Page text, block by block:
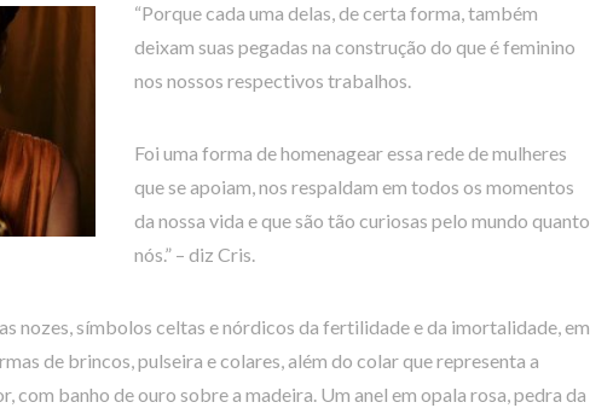
“Porque cada uma delas, de certa forma, também
deixam suas pegadas na construção do que é feminino
nos nossos respectivos trabalhos.
Foi uma forma de homenagear essa rede de mulheres
que se apoiam, nos respaldam em todos os momentos
da nossa vida e que são tão curiosas pelo mundo quanto
nós.” – diz Cris.
nozes, símbolos celtas e nórdicos da fertilidade e da imortalidade, em
de brincos, pulseira e colares, além do colar que representa a
com banho de ouro sobre a madeira. Um anel em opala rosa, pedra da